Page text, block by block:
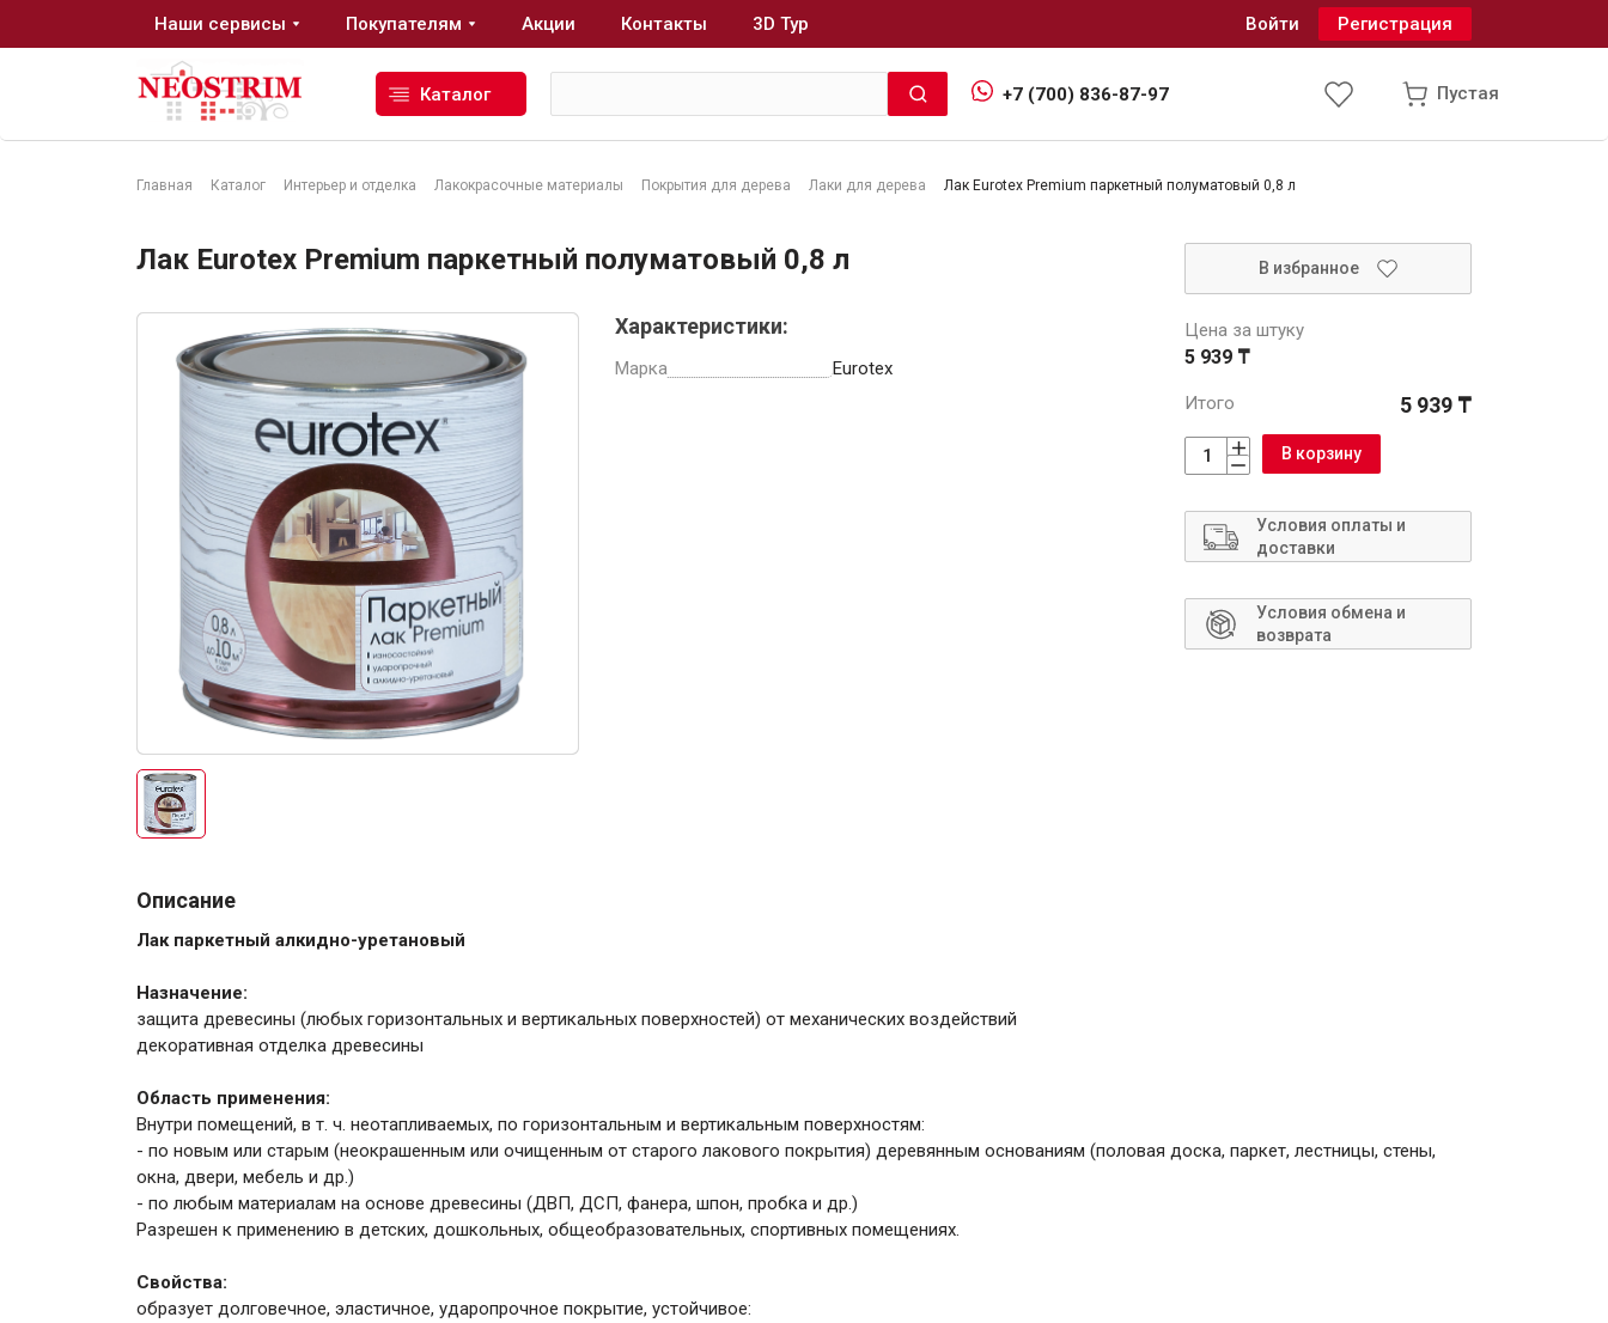
Главная Каталог Интерьер и отделка Лакокрасочные материалы Покрытия для дерева Лаки для дерева Лак Eurotex Premium паркетный полуматовый 0,8 л
Лак Eurotex Premium паркетный полуматовый 0,8 л
Характеристики:
Марка Eurotex
В избранное
Цена за штуку
5 939 ₸
Итого 5 939 ₸
В корзину
Условия оплаты и
доставки
Условия обмена и
возврата
Описание
Лак паркетный алкидно-уретановый
Назначение:
защита древесины (любых горизонтальных и вертикальных поверхностей) от механических воздействий
декоративная отделка древесины
Область применения:
Внутри помещений, в т. ч. неотапливаемых, по горизонтальным и вертикальным поверхностям:
- по новым или старым (неокрашенным или очищенным от старого лакового покрытия) деревянным основаниям (половая доска, паркет, лестницы, стены,
окна, двери, мебель и др.)
- по любым материалам на основе древесины (ДВП, ДСП, фанера, шпон, пробка и др.)
Разрешен к применению в детских, дошкольных, общеобразовательных, спортивных помещениях.
Свойства:
образует долговечное, эластичное, ударопрочное покрытие, устойчивое:
Наши сервисы Покупателям Акции Контакты 3D Тур Войти Регистрация
Каталог +7 (700) 836-87-97 Пустая
Гидроизоляция
Изоляционные материалы
Кровельные материалы
Ещё 2
Герметики
Клеи, жидкие гвозди
Водоснабжение и водоотведение
Электро-оборудование Сантехника
Монтажные ленты
Канаты, шнуры